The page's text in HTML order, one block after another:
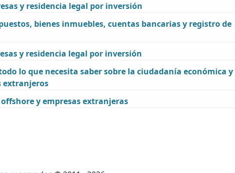
y residencia legal por inversión
bienes inmuebles, cuentas bancarias y registro de
y residencia legal por inversión
lo que necesita saber sobre la ciudadanía económica y
extranjeros
y empresas extranjeras